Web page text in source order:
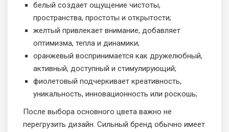
белый создает ощущение чистоты,
пространства, простоты и открытости;
желтый привлекает внимание, добавляет
оптимизма, тепла и динамики;
оранжевый воспринимается как дружелюбный,
активный, доступный и стимулирующий;
фиолетовый подчеркивает креативность,
уникальность, инновационность или роскошь;
После выбора основного цвета важно не
перегрузить дизайн. Сильный бренд обычно имеет